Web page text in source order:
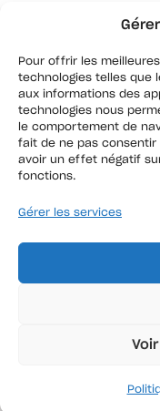
Pour offrir les
technologies telles que
aux informations des
technologies nous
le comportement de
fait de ne pas
avoir un effet négatif
fonctions.
Gérer les services
87,
94170